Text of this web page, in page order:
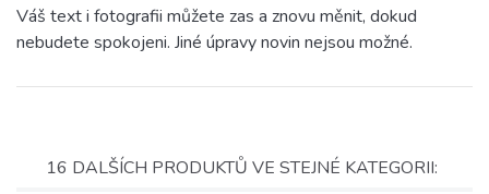
Váš text i fotografii můžete zas a znovu měnit, dokud
nebudete spokojeni. Jiné úpravy novin nejsou možné.
16 DALŠÍCH PRODUKTŮ VE STEJNÉ KATEGORII: